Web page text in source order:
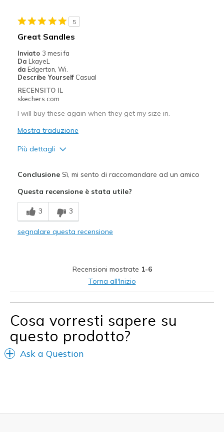
View On Shoes
Shoes are for Wearing
5
Great Sandles
Inviato 3 mesi fa
Da LkayeL
da Edgerton, Wi.
Describe Yourself Casual
RECENSITO IL
skechers.com
I will buy these again when they get my size in.
Mostra traduzione
Più dettagli
Breathe Well
Comfortable
Casual Wear
Special Occasions
Travel
ConclusioneSì, mi sento di raccomandare ad un amico
Questa recensione è stata utile?
3 3
segnalare questa recensione
Recensioni mostrate 1-6
Torna all'Inizio
Cosa vorresti sapere su
questo prodotto?
Ask a Question